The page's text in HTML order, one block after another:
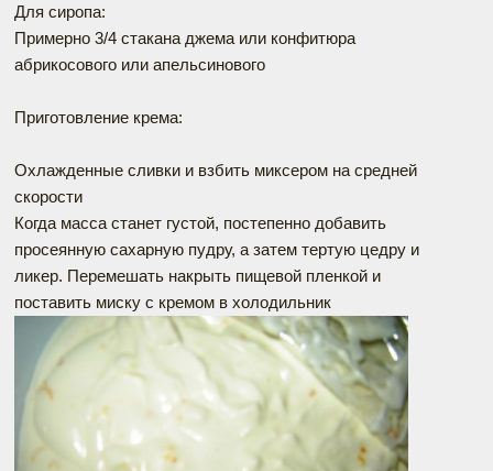
Для сиропа:
Примерно 3/4 стакана джема или конфитюра
абрикосового или апельсинового
Приготовление крема:
Охлажденные сливки и взбить миксером на средней
скорости
Когда масса станет густой, постепенно добавить
просеянную сахарную пудру, а затем тертую цедру и
ликер. Перемешать накрыть пищевой пленкой и
поставить миску с кремом в холодильник